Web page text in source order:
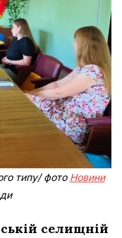
типу/ фото Новини
селищній